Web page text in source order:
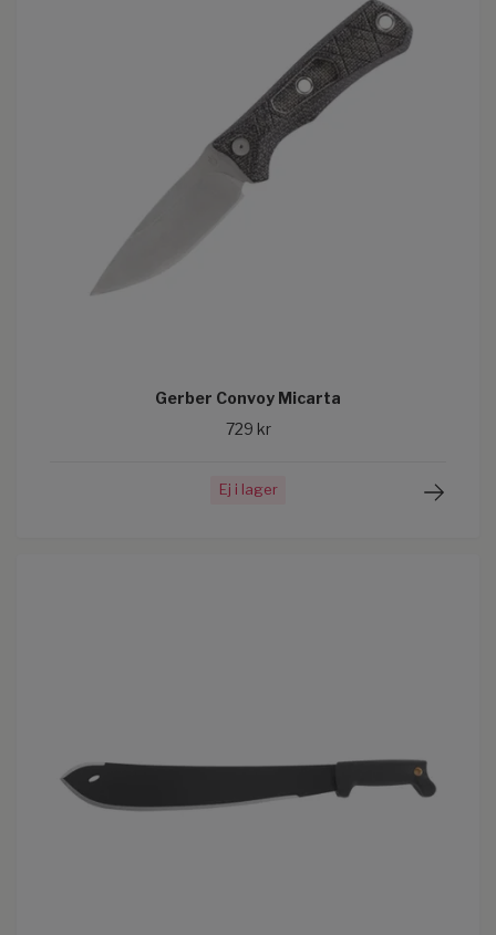
Gerber Convoy Micarta
729 kr
Ej i lager